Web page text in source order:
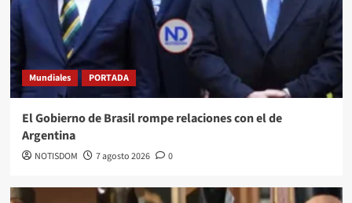
Mundiales PORTADA
El Gobierno de Brasil rompe relaciones con el de
Argentina
NOTISDOM 7 agosto 2026 0